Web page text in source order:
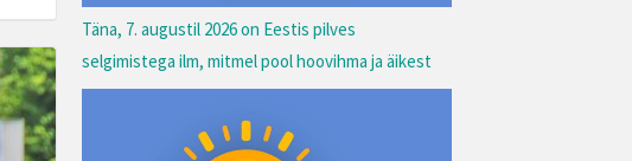
Täna, 7. augustil 2026 on Eestis pilves
selgimistega ilm, mitmel pool hoovihma ja äikest